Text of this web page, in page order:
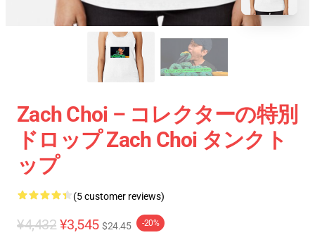
Zach Choi – コレクターの特別
ドロップ Zach Choi タンクト
ップ
(5 customer reviews)
¥4,432 ¥3,545 $24.45 -20%